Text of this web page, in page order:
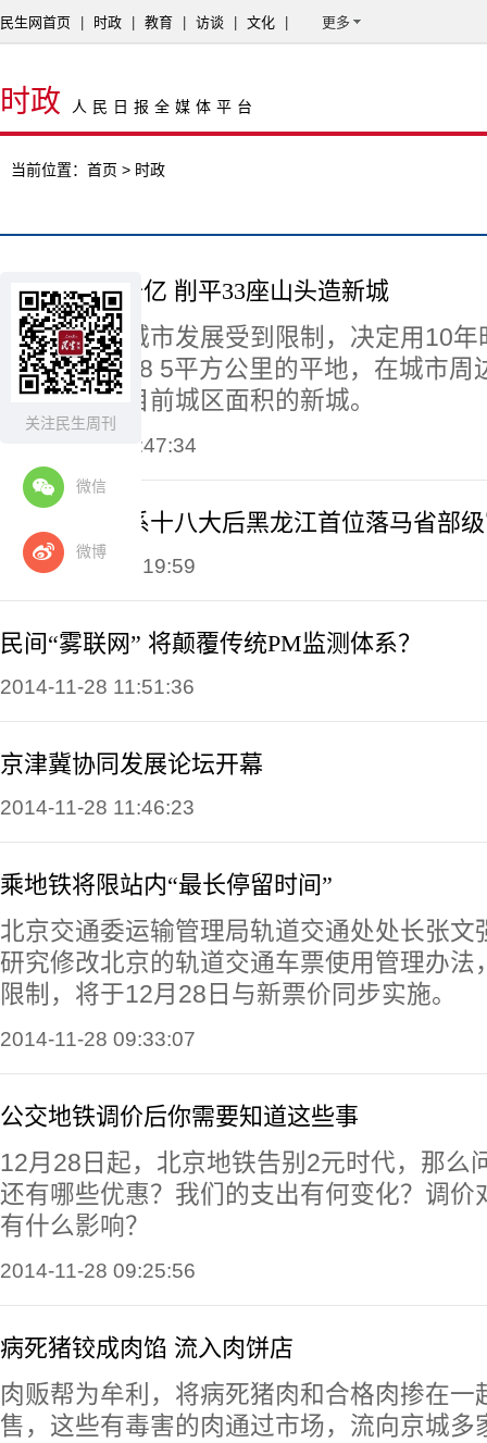
关注民生周刊
微信
微博
民生网首页 时政 教育 访谈 文化 更多
时政 人民日报全媒体平台
当前位置： 首页 > 时政
延安投资上千亿 削平33座山头造新城
陕西延安因城市发展受到限制，决定用10
头，整理出78 5平方公里的平地，在城市
一个两倍于目前城区面积的新城。
2014-12-01 07:47:34
隋凤富被查 系十八大后黑龙江首位落马省部
2014-11-28 16:19:59
民间“雾联网” 将颠覆传统PM监测体系？
2014-11-28 11:51:36
京津冀协同发展论坛开幕
2014-11-28 11:46:23
乘地铁将限站内“最长停留时间”
北京交通委运输管理局轨道交通处处长张文
研究修改北京的轨道交通车票使用管理办法
限制，将于12月28日与新票价同步实施。
2014-11-28 09:33:07
公交地铁调价后你需要知道这些事
12月28日起，北京地铁告别2元时代，那么
还有哪些优惠？我们的支出有何变化？调价
有什么影响？
2014-11-28 09:25:56
病死猪铰成肉馅 流入肉饼店
肉贩帮为牟利，将病死猪肉和合格肉掺在一
售，这些有毒害的肉通过市场，流向京城多